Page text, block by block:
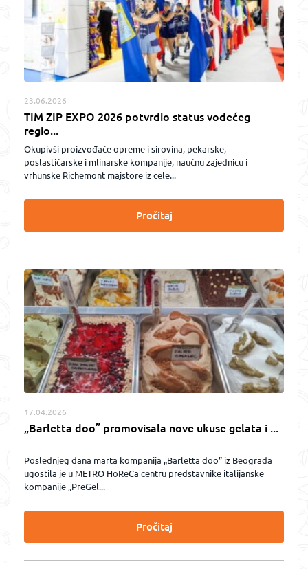
23.06.2026
TIM ZIP EXPO 2026 potvrdio status vodećeg
regio...
Okupivši proizvođače opreme i sirovina, pekarske,
poslastičarske i mlinarske kompanije, naučnu zajednicu i
vrhunske Richemont majstore iz cele...
Pročitaj
17.04.2026
„Barletta doo” promovisala nove ukuse gelata i ...
Poslednjeg dana marta kompanija „Barletta doo” iz Beograda
ugostila je u METRO HoReCa centru predstavnike italijanske
kompanije „PreGel...
Pročitaj